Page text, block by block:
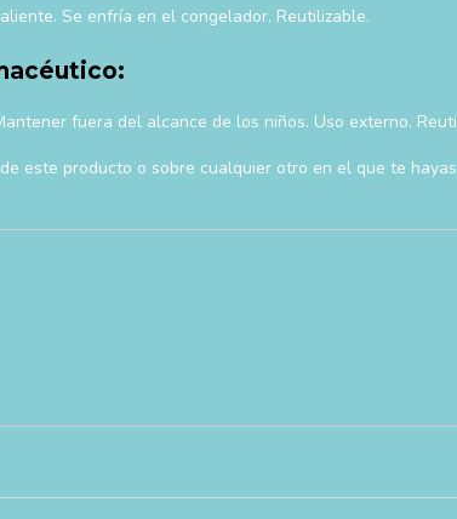
Se enfría en el congelador. Reutilizable.
fuera del alcance de los niños. Uso externo.
este producto o sobre cualquier otro en el que te